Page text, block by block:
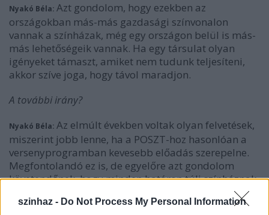
szinhaz - Do Not Process My Personal Information
Nyakó Béla: Azt gondolom, hogy ezekben az
országokban más-más gazdasági színvonalon
vannak a színházak, még egy országon belül is más-
más lehetőségeik vannak. Ha egy társulat olyan
igényeket támaszt, amiket nem tudunk teljesíteni,
akkor szíve joga, hogy távol maradjon.
A további irány?
Nyakó Béla: Az elmúlt években voltak olyan felvetések,
miszerint jobb lenne, ha a POSZT-hoz hasonlóan a
versenyprogramban kevesebb előadás szerepelne.
Megfontolandó ez is, de egyelőre azt gondolom
követendőnek, hogy minden határon túli színháznak
adjunk bemutatkozási lehetőséget. Egyébként azzal,
hogy a fesztivál megnevezéséből kikerült a határon